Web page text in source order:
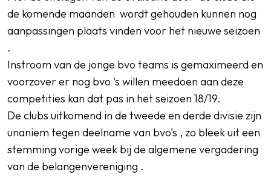
de komende maanden wordt gehouden kunnen nog
aanpassingen plaats vinden voor het nieuwe seizoen
.
Instroom van de jonge bvo teams is gemaximeerd en
voorzover er nog bvo 's willen meedoen aan deze
competities kan dat pas in het seizoen 18/19.
De clubs uitkomend in de tweede en derde divisie zijn
unaniem tegen deelname van bvo's , zo bleek uit een
stemming vorige week bij de algemene vergadering
van de belangenvereniging .